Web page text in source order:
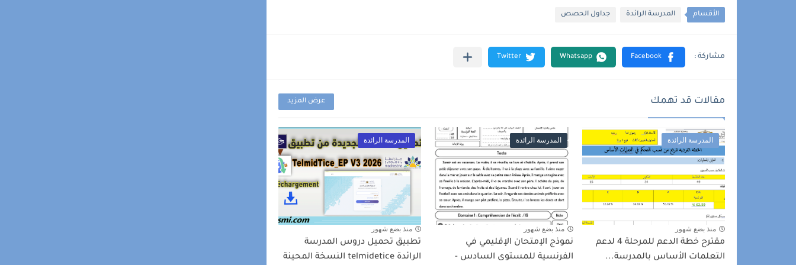
الأقسام المدرسة الرائدة جداول الحصص
مقالات قد تهمك عرض المزيد
المدرسة الرائدة
منذ بضع شهور
مقترح خطة الدعم للمرحلة 4 لدعم
التعلمات الأساس بالمدرسة...
المدرسة الرائدة
منذ بضع شهور
نموذج الإمتحان الإقليمي في
الفرنسية للمستوى السادس -
المدرسة الرائدة
منذ بضع شهور
تطبيق تحميل دروس المدرسة
الرائدة telmidetice النسخة المحينة